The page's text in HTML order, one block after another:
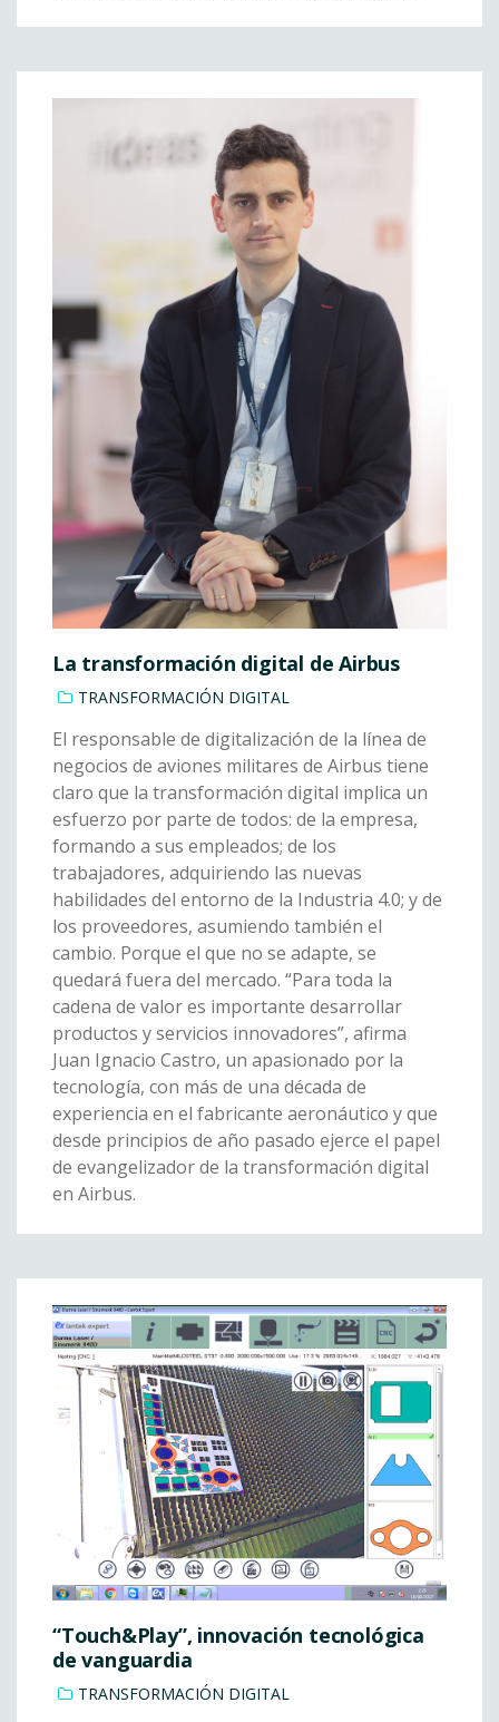
La transformación digital de Airbus
TRANSFORMACIÓN DIGITAL
El responsable de digitalización de la línea de
negocios de aviones militares de Airbus tiene
claro que la transformación digital implica un
esfuerzo por parte de todos: de la empresa,
formando a sus empleados; de los
trabajadores, adquiriendo las nuevas
habilidades del entorno de la Industria 4.0; y de
los proveedores, asumiendo también el
cambio. Porque el que no se adapte, se
quedará fuera del mercado. “Para toda la
cadena de valor es importante desarrollar
productos y servicios innovadores”, afirma
Juan Ignacio Castro, un apasionado por la
tecnología, con más de una década de
experiencia en el fabricante aeronáutico y que
desde principios de año pasado ejerce el papel
de evangelizador de la transformación digital
en Airbus.
“Touch&Play”, innovación tecnológica
de vanguardia
TRANSFORMACIÓN DIGITAL